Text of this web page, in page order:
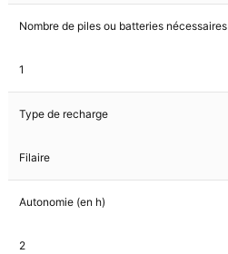
Nombre de piles ou batteries nécessaires
1
Type de recharge
Filaire
Autonomie (en h)
2